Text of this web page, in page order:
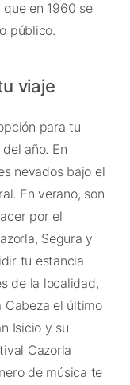
en 1960 se
público.
viaje
para tu
año. En
nevados bajo el
En verano, son
por el
Segura y
tu estancia
de la localidad,
Cabeza el último
Isicio y su
Cazorla
de música te